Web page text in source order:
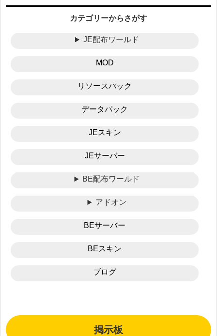
カテゴリーからさがす
JE配布ワールド
MOD
リソースパック
データパック
JEスキン
JEサーバー
BE配布ワールド
アドオン
BEサーバー
BEスキン
ブログ
掲示板